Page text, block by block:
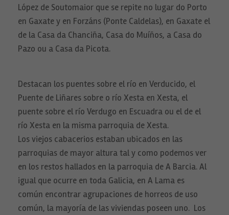
López de Soutomaior que se repite no lugar do Porto
en Gaxate y en Forzáns (Ponte Caldelas), en Gaxate el
de la Casa da Chanciña, Casa do Muíños, a Casa do
Pazo ou a Casa da Picota.
Destacan los puentes sobre el río en Verducido, el
Puente de Liñares sobre o río Xesta en Xesta, el
puente sobre el río Verdugo en Escuadra ou el de el
río Xesta en la misma parroquia de Xesta.
Los viejos cabacerios estaban ubicados en las
parroquias de mayor altura tal y como podemos ver
en los restos hallados en la parroquia de A Barcia. Al
igual que ocurre en toda Galicia, en A Lama es
común encontrar agrupaciones de horreos de uso
común, la mayoría de las viviendas poseen uno. Los